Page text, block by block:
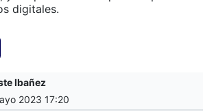
digitales.
Ibañez
2023 17:20